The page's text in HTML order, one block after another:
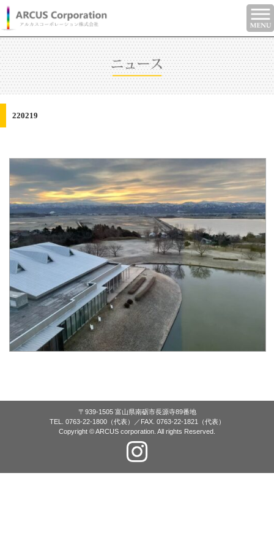
220219
〒939-1505 富山県南砺市長源寺89番地
TEL. 0763-22-1800（代表）／FAX. 0763-22-1821（代表）
Copyright © ARCUS corporation. All rights Reserved.